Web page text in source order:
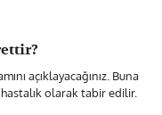
açıklayacağınız. Buna
olarak tabir edilir.